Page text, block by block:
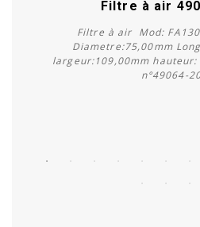
Filtre à air
Filtre à air Mod:
Diametre:75,00mm
largeur:109,00mm hauteur:
n°49064-